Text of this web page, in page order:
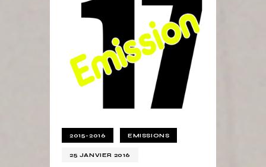
2015-2016 EMISSIONS
25 JANVIER 2016